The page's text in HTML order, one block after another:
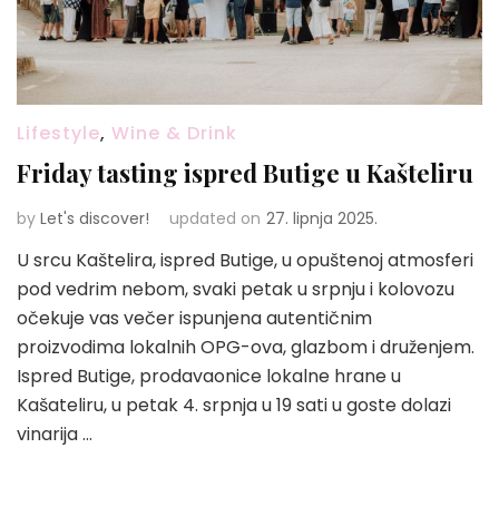
Lifestyle, Wine & Drink
Friday tasting ispred Butige u Kašteliru
by Let's discover! updated on 27. lipnja 2025.
U srcu Kaštelira, ispred Butige, u opuštenoj atmosferi
pod vedrim nebom, svaki petak u srpnju i kolovozu
očekuje vas večer ispunjena autentičnim
proizvodima lokalnih OPG-ova, glazbom i druženjem.
Ispred Butige, prodavaonice lokalne hrane u
Kašateliru, u petak 4. srpnja u 19 sati u goste dolazi
vinarija …